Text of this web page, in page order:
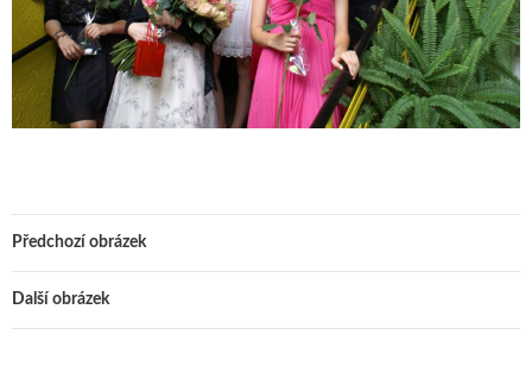
Předchozí obrázek
Další obrázek